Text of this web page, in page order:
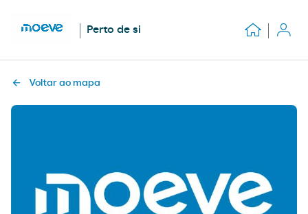
Perto de si
Voltar ao mapa